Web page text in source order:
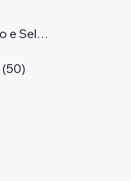
Software de Recrutamento e Seleção
(50)